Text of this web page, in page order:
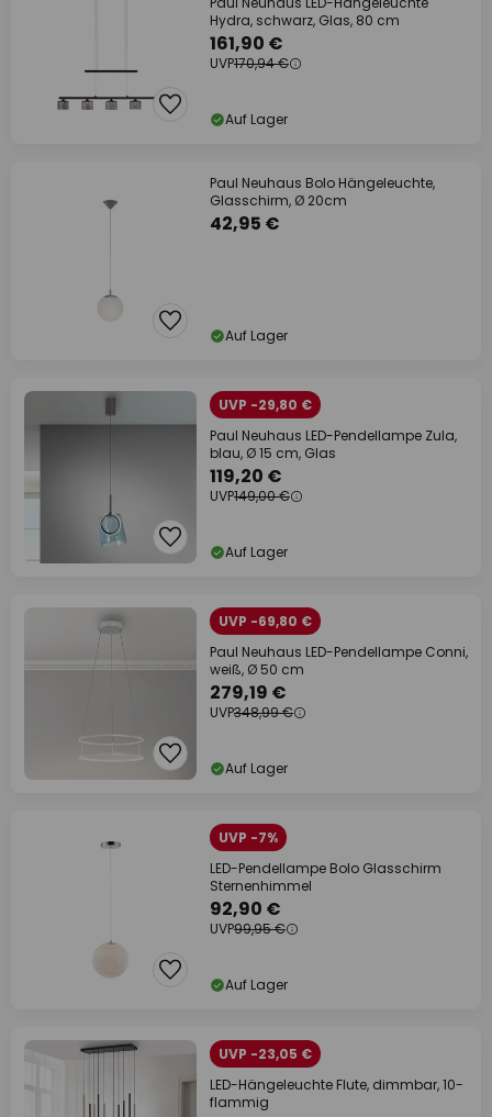
Hydra, schwarz, Glas, 80 cm
161,90 €
UVP170,94 €
Auf Lager
Paul Neuhaus Bolo Hängeleuchte,
Glasschirm, Ø 20cm
42,95 €
Auf Lager
UVP -29,80 €
Paul Neuhaus LED-Pendellampe Zula,
blau, Ø 15 cm, Glas
119,20 €
UVP149,00 €
Auf Lager
UVP -69,80 €
Paul Neuhaus LED-Pendellampe Conni,
weiß, Ø 50 cm
279,19 €
UVP348,99 €
Auf Lager
UVP -7%
LED-Pendellampe Bolo Glasschirm
Sternenhimmel
92,90 €
UVP99,95 €
Auf Lager
UVP -23,05 €
LED-Hängeleuchte Flute, dimmbar, 10-
flammig